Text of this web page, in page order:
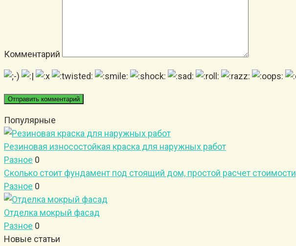
Комментарий
Популярные
Резиновая износостойкая краска для наружных работ
Разное 0
Сколько стоит фундамент под стоящий дом, простой расчет стоимости
Разное 0
Отделка мокрый фасад
Разное 0
Новые статьи